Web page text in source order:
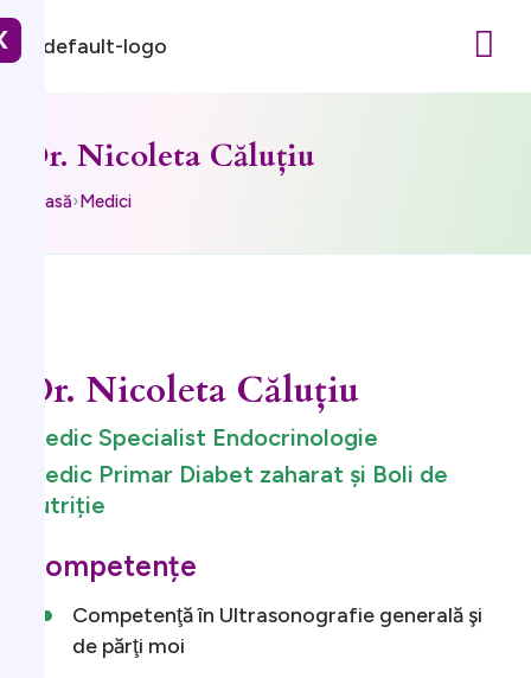
Dr. Nicoleta Căluțiu
Acasă›Medici
Dr. Nicoleta Căluțiu
Medic Specialist Endocrinologie
Medic Primar Diabet zaharat și Boli de
nutriție
Competențe
Competenţă în Ultrasonografie generală şi
de părţi moi